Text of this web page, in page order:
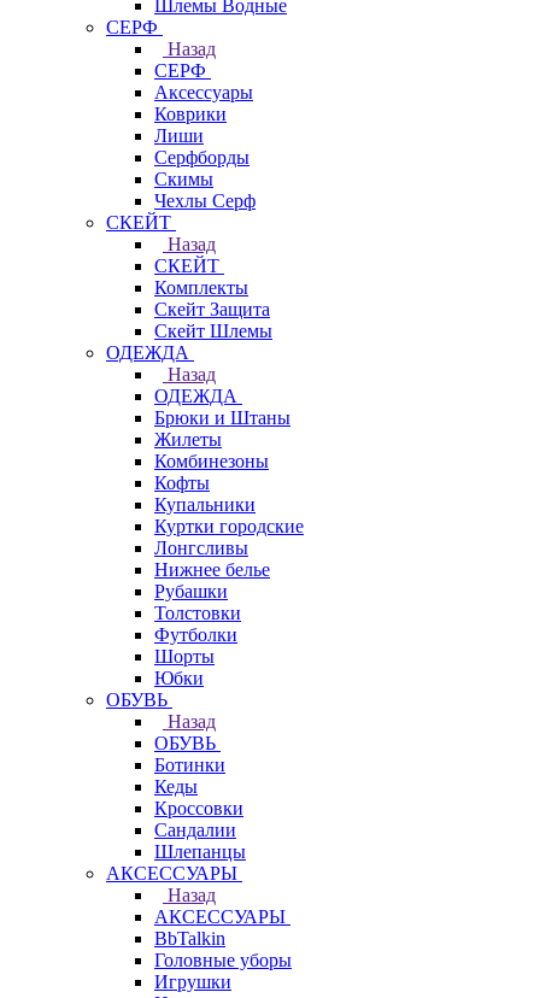
Шлемы Водные
СЕРФ
Назад
СЕРФ
Аксессуары
Коврики
Лиши
Серфборды
Скимы
Чехлы Cерф
СКЕЙТ
Назад
СКЕЙТ
Комплекты
Скейт Защита
Скейт Шлемы
ОДЕЖДА
Назад
ОДЕЖДА
Брюки и Штаны
Жилеты
Комбинезоны
Кофты
Купальники
Куртки городские
Лонгсливы
Нижнее белье
Рубашки
Толстовки
Футболки
Шорты
Юбки
ОБУВЬ
Назад
ОБУВЬ
Ботинки
Кеды
Кроссовки
Сандалии
Шлепанцы
АКСЕССУАРЫ
Назад
АКСЕССУАРЫ
BbTalkin
Головные уборы
Игрушки